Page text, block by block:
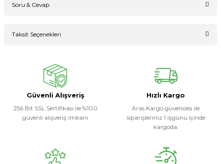
Soru & Cevap
Taksit Seçenekleri
Güvenli Alışveriş
256 Bit SSL Sertifikası ile %100
güvenli alışveriş imkanı
Hızlı Kargo
Aras Kargo güvencesi ile
siparişleriniz 1 işgünü içinde
kargoda.